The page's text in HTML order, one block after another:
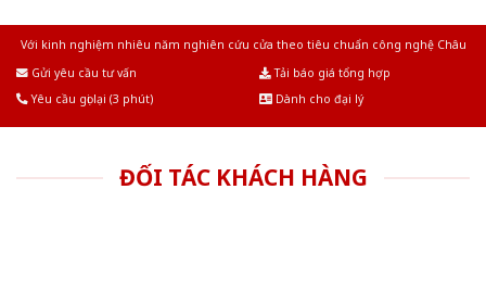
Với kinh nghiệm nhiêu năm nghiên cứu cửa theo tiêu chuẩn công nghệ Châu
Gửi yêu cầu tư vấn
Tải báo giá tổng hợp
Yêu cầu gọi lại (3 phút)
Dành cho đại lý
ĐỐI TÁC KHÁCH HÀNG